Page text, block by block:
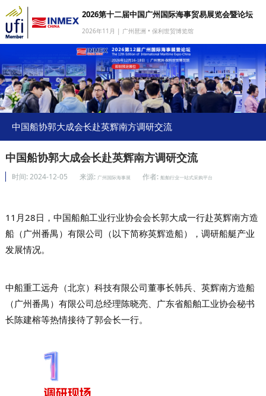
我要参展
我要参会
我要参观
商旅服务
关于我们
2026第十二届中国广州国际海事贸易展览会暨论坛
2026年11月 | 广州琶洲 • 保利世贸博览馆
中国船协郭大成会长赴英辉南方调研交流
中国船协郭大成会长赴英辉南方调研交流
时间: 2024-12-05 来源: 广州国际海事展 作者: 船舶行业一站式采购平台
11月28日， 中国船舶工业行业协会会长郭大成一行赴英辉南方造
船（广州番禺）有限公司（以下简称英辉造船），调研船艇产业
发展情况。
中船重工远舟（北京）科技有限公司董事长韩兵、英辉南方造船
（广州番禺）有限公司总经理陈晓亮、广东省船舶工业协会秘书
长陈建榕等热情接待了郭会长一行。